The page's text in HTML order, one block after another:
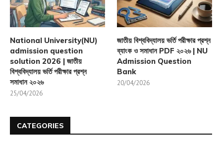
National University(NU)
admission question
solution 2026 | জাতীয়
বিশ্ববিদ্যালয় ভর্তি পরীক্ষার প্রশ্ন
সমাধান ২০২৬
25/04/2026
জাতীয় বিশ্ববিদ্যালয় ভর্তি পরীক্ষার প্রশ্ন
ব্যাংক ও সমাধান PDF ২০২৬ | NU
Admission Question
Bank
20/04/2026
CATEGORIES